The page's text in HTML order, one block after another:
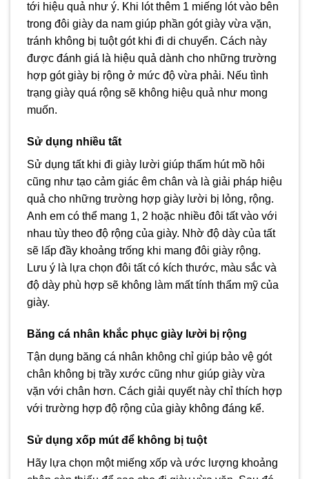
tới hiệu quả như ý. Khi lót thêm 1 miếng lót vào bên
trong đôi giày da nam giúp phần gót giày vừa vặn,
tránh không bị tuột gót khi đi di chuyển. Cách này
được đánh giá là hiệu quả dành cho những trường
hợp gót giày bị rộng ở mức độ vừa phải. Nếu tình
trạng giày quá rộng sẽ không hiệu quả như mong
muốn.
Sử dụng nhiều tất
Sử dụng tất khi đi giày lười giúp thấm hút mồ hôi
cũng như tạo cảm giác êm chân và là giải pháp hiệu
quả cho những trường hợp giày lười bị lỏng, rộng.
Anh em có thể mang 1, 2 hoặc nhiều đôi tất vào với
nhau tùy theo độ rộng của giày. Nhờ độ dày của tất
sẽ lấp đầy khoảng trống khi mang đôi giày rộng.
Lưu ý là lựa chọn đôi tất có kích thước, màu sắc và
độ dày phù hợp sẽ không làm mất tính thẩm mỹ của
giày.
Băng cá nhân khắc phục giày lười bị rộng
Tận dụng băng cá nhân không chỉ giúp bảo vệ gót
chân không bị trầy xước cũng như giúp giày vừa
vặn với chân hơn. Cách giải quyết này chỉ thích hợp
với trường hợp độ rộng của giày không đáng kể.
Sử dụng xốp mút để không bị tuột
Hãy lựa chọn một miếng xốp và ước lượng khoảng